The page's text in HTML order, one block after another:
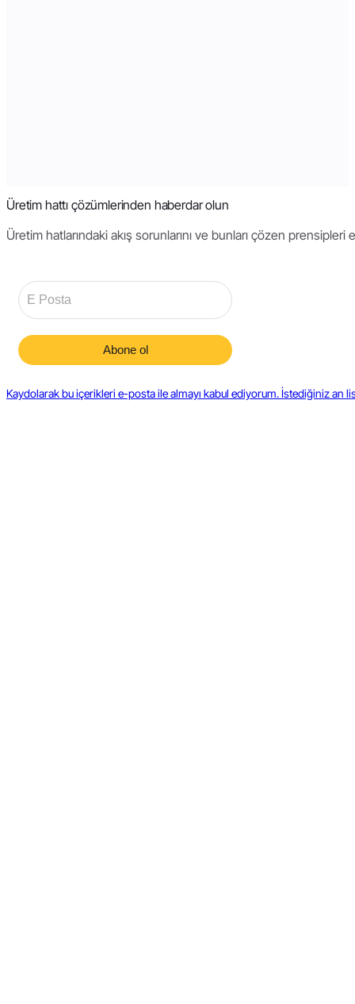
Üretim hattı çözümlerinden haberdar olun
Üretim hatlarındaki akış sorunlarını ve bunları çözen
Kaydolarak bu içerikleri e-posta ile almayı kabul ediyorum. İstediğiniz an